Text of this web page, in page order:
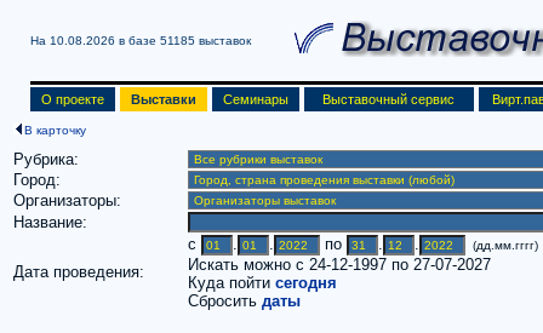
На 10.08.2026 в базе 51185 выставок
О проекте Выставки Семинары Выставочный сервис
В карточку
Рубрика:
Город:
Организаторы:
Название:
Дата проведения:
c . . по . . (дд.мм.гггг)
Искать можно с 24-12-1997 по 27-07-2027
Куда пойти сегодня
Сбросить даты